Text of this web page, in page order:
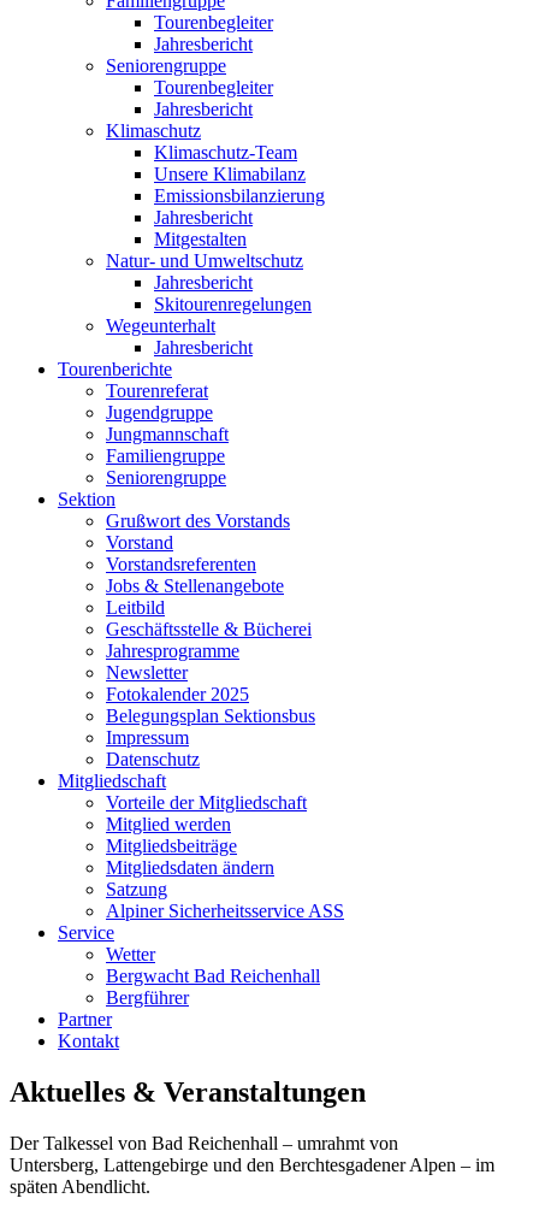
Tourenbegleiter
Jahresbericht
Seniorengruppe
Tourenbegleiter
Jahresbericht
Klimaschutz
Klimaschutz-Team
Unsere Klimabilanz
Emissionsbilanzierung
Jahresbericht
Mitgestalten
Natur- und Umweltschutz
Jahresbericht
Skitourenregelungen
Wegeunterhalt
Jahresbericht
Tourenberichte
Tourenreferat
Jugendgruppe
Jungmannschaft
Familiengruppe
Seniorengruppe
Sektion
Grußwort des Vorstands
Vorstand
Vorstandsreferenten
Jobs & Stellenangebote
Leitbild
Geschäftsstelle & Bücherei
Jahresprogramme
Newsletter
Fotokalender 2025
Belegungsplan Sektionsbus
Impressum
Datenschutz
Mitgliedschaft
Vorteile der Mitgliedschaft
Mitglied werden
Mitgliedsbeiträge
Mitgliedsdaten ändern
Satzung
Alpiner Sicherheitsservice ASS
Service
Wetter
Bergwacht Bad Reichenhall
Bergführer
Partner
Kontakt
Aktuelles & Veranstaltungen
Der Talkessel von Bad Reichenhall – umrahmt von
Untersberg, Lattengebirge und den Berchtesgadener Alpen – im
späten Abendlicht.